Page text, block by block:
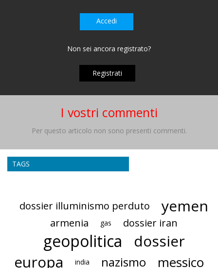
Accedi
Non sei ancora registrato?
Registrati
I vostri commenti
Per questo articolo non sono presenti commenti.
TAGS
dossier illuminismo perduto yemen
armenia gas dossier iran
geopolitica
dossier
europa
india nazismo messico